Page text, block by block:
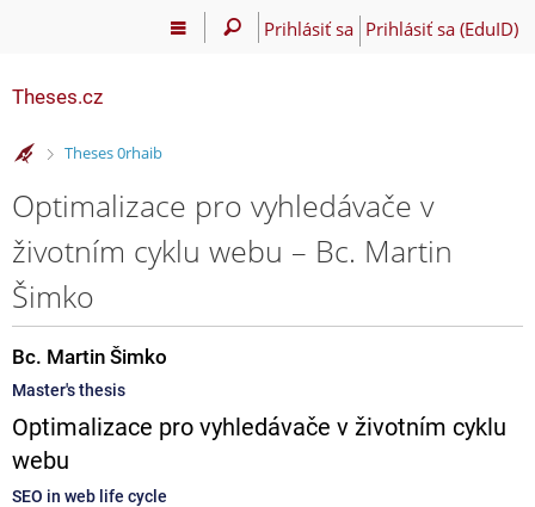
Prihlásiť sa Prihlásiť sa (EduID)
Theses.cz
>
Theses 0rhaib
Optimalizace pro vyhledávače v
životním cyklu webu – Bc. Martin
Šimko
Bc. Martin Šimko
Master's thesis
Optimalizace pro vyhledávače v životním cyklu
webu
SEO in web life cycle